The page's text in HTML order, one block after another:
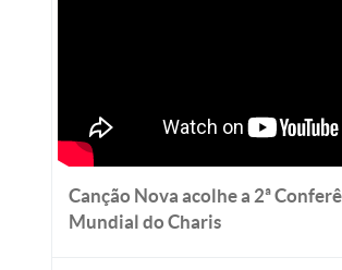
Canção Nova acolhe a 2ª
Mundial do Charis